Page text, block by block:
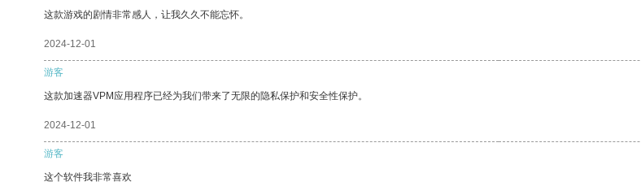
这款游戏的剧情非常感人，让我久久不能忘怀。
2024-12-01
游客
这款加速器VPM应用程序已经为我们带来了无限的隐私保护和安全性保护。
2024-12-01
游客
这个软件我非常喜欢